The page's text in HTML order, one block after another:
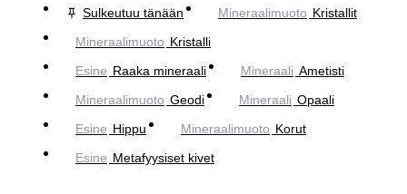
Sulkeutuu tänään
Mineraalimuoto Kristallit
Mineraalimuoto Kristalli
Esine Raaka mineraali Mineraali Ametisti
Mineraalimuoto Geodi Mineraali Opaali
Esine Hippu Mineraalimuoto Korut
Esine Metafyysiset kivet